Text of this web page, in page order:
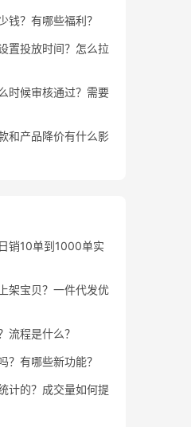
钱？有哪些福利？
置投放时间？怎么拉
时候审核通过？需要
和产品降价有什么影
销10单到1000单实
架宝贝？一件代发优
流程是什么？
？有哪些新功能？
计的？成交量如何提